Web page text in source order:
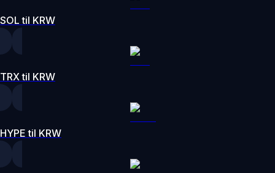
SOL til KRW
TRX til KRW
HYPE til KRW